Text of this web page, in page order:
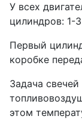
У всех
цилиндров: 1-
Первый
коробке
Задача
этом